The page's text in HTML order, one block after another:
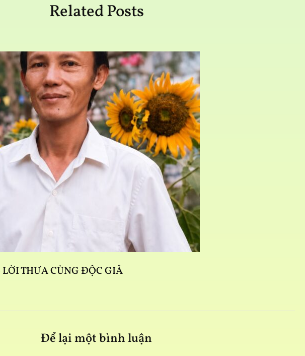
Related Posts
THƯA CÙNG ĐỘC GIẢ
Để lại một bình luận